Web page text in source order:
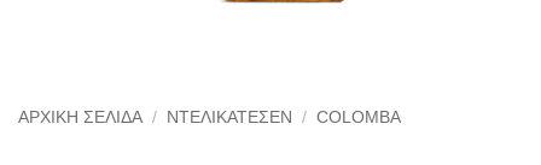
ΑΡΧΙΚΉ ΣΕΛΊΔΑ / ΝΤΕΛΙΚΑΤΈΣΕΝ / COLOMBA